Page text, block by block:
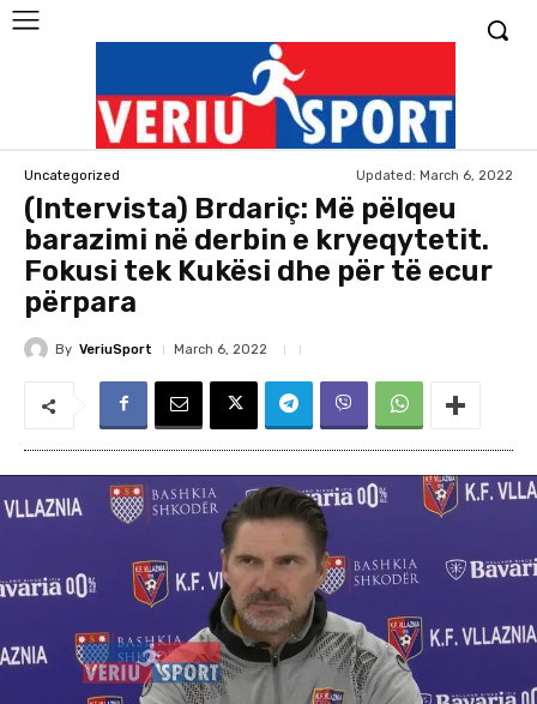
Uncategorized Updated: March 6, 2022
(Intervista) Brdariç: Më pëlqeu
barazimi në derbin e kryeqytetit.
Fokusi tek Kukësi dhe për të ecur
përpara
By VeriuSport March 6, 2022